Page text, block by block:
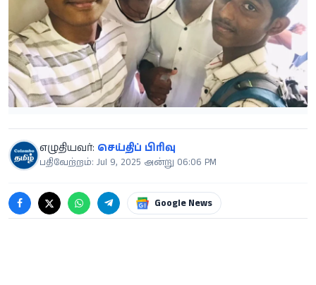
எழுதியவர்: செய்திப் பிரிவு
பதிவேற்றம்: Jul 9, 2025 அன்று 06:06 PM
Google News